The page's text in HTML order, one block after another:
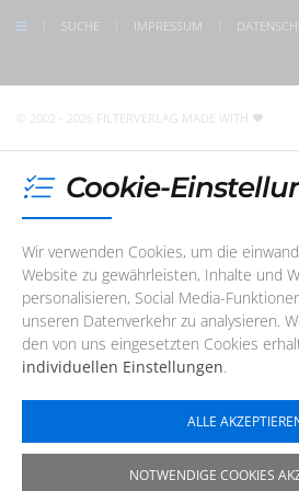
SUCHE IMPRESSUM
© 2002 - 2026 FILTERVERLAG MADE WITH
Cookie-
Wir verwenden Cookies, um die
Website zu gewährleisten, Inhalte und
personalisieren, Social Media-
unseren Datenverkehr zu analysieren.
den von uns eingesetzten Cookies
individuellen Einstellungen.
ALLE
NOTWENDIGE COOKIES